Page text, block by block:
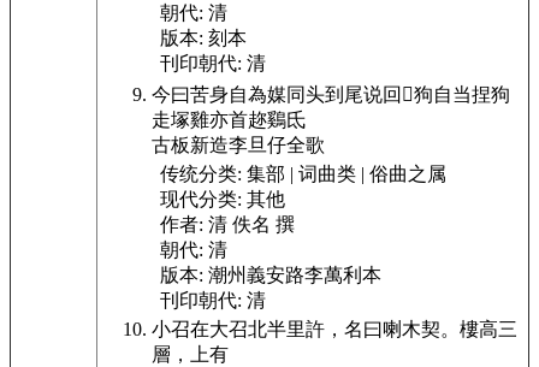
朝代: 清
版本: 刻本
刊印朝代: 清
今曰苦身自為媒同头到尾说回𤷚狗自当捏狗
走塚雞亦首趂鷄氐
古板新造李旦仔全歌
传统分类: 集部 | 词曲类 | 俗曲之属
现代分类: 其他
作者: 清 佚名 撰
朝代: 清
版本: 潮州義安路李萬利本
刊印朝代: 清
小召在大召北半里許，名曰喇木契。樓高三
層，上有